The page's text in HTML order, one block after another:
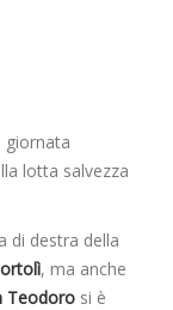
giornata
lotta salvezza
di destra della
, ma anche
Teodoro si è